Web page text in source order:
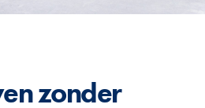
zonder